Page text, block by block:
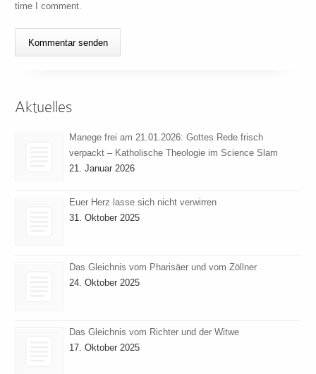
time I comment.
Aktuelles
Manege frei am 21.01.2026: Gottes Rede frisch
verpackt – Katholische Theologie im Science Slam
21. Januar 2026
Euer Herz lasse sich nicht verwirren
31. Oktober 2025
Das Gleichnis vom Pharisäer und vom Zöllner
24. Oktober 2025
Das Gleichnis vom Richter und der Witwe
17. Oktober 2025